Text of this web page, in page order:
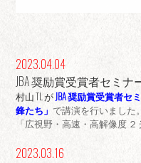
2023.04.04
JBA 奨励賞受賞者セミナ
村山 TL がJBA 奨励賞受賞者セ
鋒たち」で講演を行いました。
「広視野・高速・高解像度
2023.03.16